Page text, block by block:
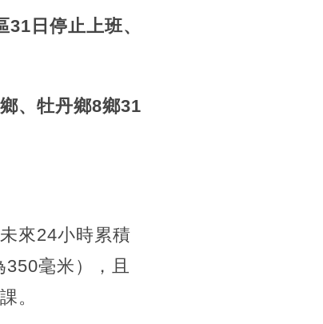
日停止上班、
、牡丹鄉8鄉31
來24小時累積
毫米），且
。